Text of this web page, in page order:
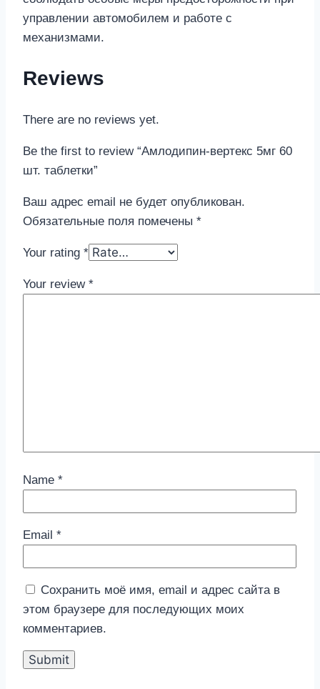
управлении автомобилем и работе с
механизмами.
Reviews
There are no reviews yet.
Be the first to review “Амлодипин-вертекс 5мг 60
шт. таблетки”
Ваш адрес email не будет опубликован.
Обязательные поля помечены *
Your rating *
Your review *
Name *
Email *
Сохранить моё имя, email и адрес сайта в
этом браузере для последующих моих
комментариев.